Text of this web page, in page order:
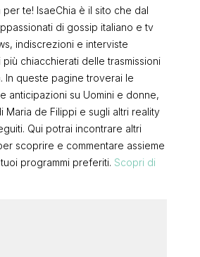
te! IsaeChia è il sito che dal
di gossip italiano e tv
indiscrezioni e interviste
chiacchierati delle trasmissioni
In queste pagine troverai le
anticipazioni su Uomini e donne,
Maria de Filippi e sugli altri reality
Qui potrai incontrare altri
scoprire e commentare assieme
programmi preferiti. Scopri di